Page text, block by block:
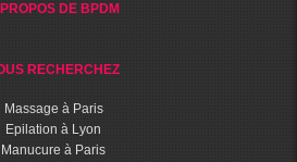
DE BPDM
RECHERCHEZ
Massage à Paris
Epilation à Lyon
Manucure à Paris